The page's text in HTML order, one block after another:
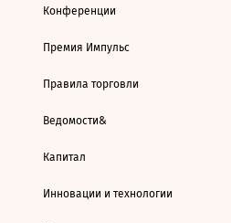
Конференции
Премия Импульс
Правила торговли
Ведомости&
Капитал
Инновации и технологии